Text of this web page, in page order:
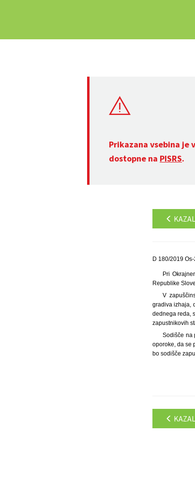
Prikazana vsebina je
dostopne na PISRS.
D 180/2019
Pri
Republike
V
gradiva izhaja,
dednega reda,
zapustnikovih
Sodišče na
oporoke, da se
bo sodišče